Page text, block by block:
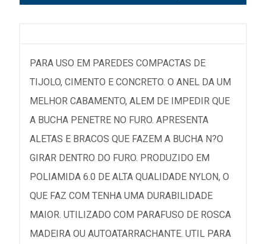
PARA USO EM PAREDES COMPACTAS DE
TIJOLO, CIMENTO E CONCRETO. O ANEL DA UM
MELHOR CABAMENTO, ALEM DE IMPEDIR QUE
A BUCHA PENETRE NO FURO. APRESENTA
ALETAS E BRACOS QUE FAZEM A BUCHA N?O
GIRAR DENTRO DO FURO. PRODUZIDO EM
POLIAMIDA 6.0 DE ALTA QUALIDADE NYLON, O
QUE FAZ COM TENHA UMA DURABILIDADE
MAIOR. UTILIZADO COM PARAFUSO DE ROSCA
MADEIRA OU AUTOATARRACHANTE. UTIL PARA